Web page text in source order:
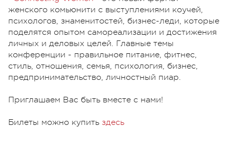
женского комьюнити с выступлениями коучей,
психологов, знаменитостей, бизнес-леди, которые
поделятся опытом самореализации и достижения
личных и деловых целей. Главные темы
конференции - правильное питание, фитнес,
стиль, отношения, семья, психология, бизнес,
предпринимательство, личностный пиар.
Приглашаем Вас быть вместе с нами!
Билеты можно купить здесь